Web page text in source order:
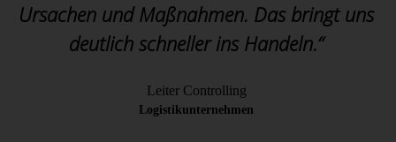
Ursachen und Maßnahmen. Das bringt uns
deutlich schneller ins Handeln.“
Leiter Controlling
Logistikunternehmen